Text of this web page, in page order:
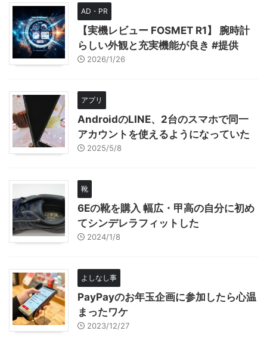
AD・PR
【実機レビュー FOSMET R1】 腕時計
らしい外観と充実機能が良き #提供
2026/1/26
アプリ
AndroidのLINE、2台のスマホで同一
アカウントを使えるようになっていた
2025/5/8
靴
6Eの靴を購入 幅広・甲高の自分に初め
てシンデレラフィットした
2024/1/8
よしなし事
PayPayのお年玉企画に参加したら心温
まったワケ
2023/12/27